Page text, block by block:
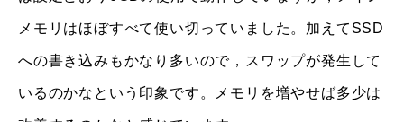
メモリはほぼすべて使い切っていました。加えてSSD
への書き込みもかなり多いので，スワップが発生して
いるのかなという印象です。メモリを増やせば多少は